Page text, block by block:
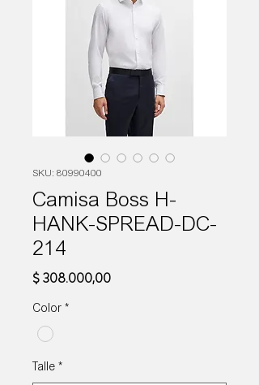
SKU: 80990400
Camisa Boss H-
HANK-SPREAD-DC-
214
$ 308.000,00Precio
Color *
Talle *